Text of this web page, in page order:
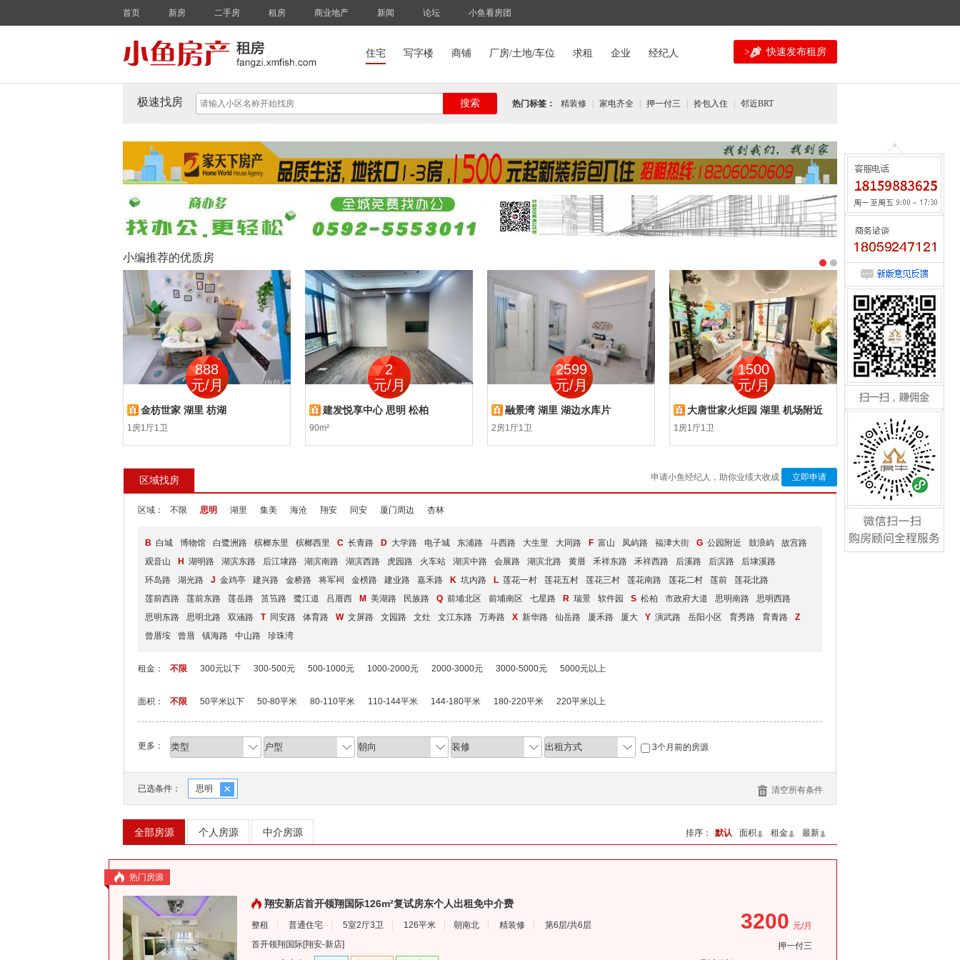
首页 新房 二手房 租房 商业地产 新闻 论坛 小鱼看房团
住宅 写字楼 商铺 厂房/土地/车位 求租 企业 经纪人 > 快速发布租房
极速找房 搜索 热门标签： 精装修 家电齐全 押一付三 拎包入住 邻近BRT
小编推荐的优质房
888
元/月
金枋世家 湖里 枋湖
1房1厅1卫
2
元/月
建发悦享中心 思明 松柏
90m²
2599
元/月
融景湾 湖里 湖边水库片
2房1厅1卫
1500
元/月
大唐世家火炬园 湖里 机场附近
1房1厅1卫
860
元/月
枋湖花园 湖里 枋湖
1房1厅1卫
区域找房 申请小鱼经纪人，助你业绩大收成 立即申请
区域： 不限 思明 湖里 集美 海沧 翔安 同安 厦门周边 杏林
B 白城 博物馆 白鹭洲路 槟榔东里 槟榔西里 C 长青路 D 大学路 电子城 东浦路 斗西路 大生里 大同路 F 富山 凤屿路 福津大街 G 公园附近 鼓浪屿
故宫路
观音山
H 湖明路 湖滨东路 后江埭路 湖滨南路 湖滨西路 虎园路 火车站 湖滨中路 会展路 湖滨北路 黄厝 禾祥东路 禾祥西路 后溪路 后滨路
后埭溪路
环岛路
湖光路 J 金鸡亭 建兴路 金桥路 将军祠 金榜路 建业路 嘉禾路 K 坑内路 L 莲花一村 莲花五村 莲花三村 莲花南路 莲花二村 莲前
莲花北路
莲前西路
莲前东路 莲岳路 筼筜路 鹭江道 吕厝西 M 美湖路 民族路 Q 前埔北区 前埔南区 七星路 R 瑞景 软件园 S 松柏 市政府大道 思明南路
思明西路
思明东路
思明北路 双涵路 T 同安路 体育路 W 文屏路 文园路 文灶 文江东路 万寿路 X 新华路 仙岳路 厦禾路 厦大 Y 演武路 岳阳小区 育秀路 育青路
Z
曾厝垵
曾厝 镇海路 中山路 珍珠湾
租金： 不限 300元以下 300-500元 500-1000元 1000-2000元 2000-3000元 3000-5000元 5000元以上
面积： 不限 50平米以下 50-80平米 80-110平米 110-144平米 144-180平米 180-220平米 220平米以上
更多： 3个月前的房源
已选条件： 思明 × 清空所有条件
全部房源 个人房源 中介房源 排序： 默认 面积 租金 最新
热门房源
翔安新店首开领翔国际126m²复试房东个人出租免中介费
整租 普通住宅 5室2厅3卫 126平米 朝南北 精装修
第6层/共6层
首开领翔国际[翔安-新店]
3200 元/月
押一付三
意见反馈
咨询请来电:0592-5534177
扫一扫，赚佣金
咨询请来电:0592-5534177
微信扫一扫，购房顾问全
程服务